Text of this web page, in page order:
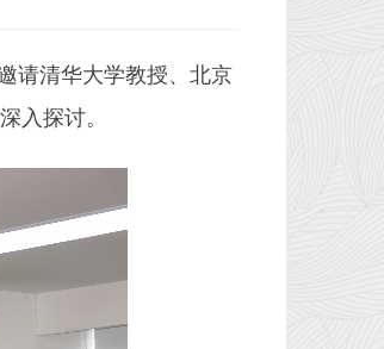
请清华大学教授、北京
入探讨。